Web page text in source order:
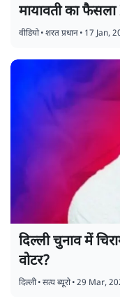
मायावती का
वीडियो•शरत प्रधान• 17 Jan,
दिल्ली चुनाव में
वोटर?
दिल्ली•सत्य ब्यूरो•29 Mar,